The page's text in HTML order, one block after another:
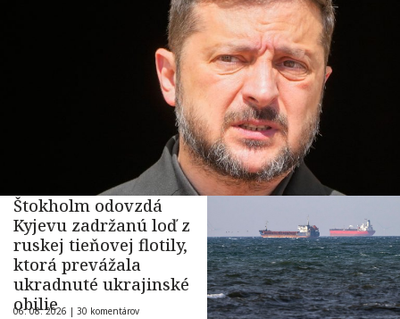
Štokholm odovzdá
Kyjevu zadržanú loď z
ruskej tieňovej flotily,
ktorá prevážala
ukradnuté ukrajinské
obilie
06. 08. 2026 | 30 komentárov